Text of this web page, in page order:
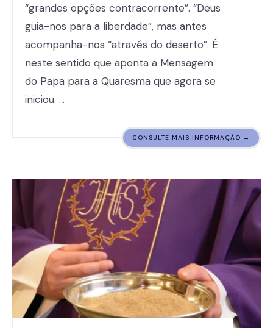
“grandes opções contracorrente”. “Deus
guia-nos para a liberdade”, mas antes
acompanha-nos “através do deserto”. É
neste sentido que aponta a Mensagem
do Papa para a Quaresma que agora se
iniciou. …
CONSULTE MAIS INFORMAÇÃO →